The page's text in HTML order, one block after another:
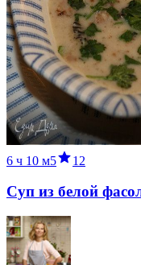
6 ч 10 м5 12
Суп из белой